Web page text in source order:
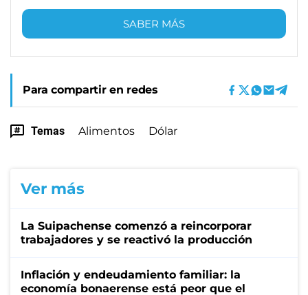
SABER MÁS
Para compartir en redes
Temas Alimentos Dólar
Ver más
La Suipachense comenzó a reincorporar
trabajadores y se reactivó la producción
Inflación y endeudamiento familiar: la
economía bonaerense está peor que el